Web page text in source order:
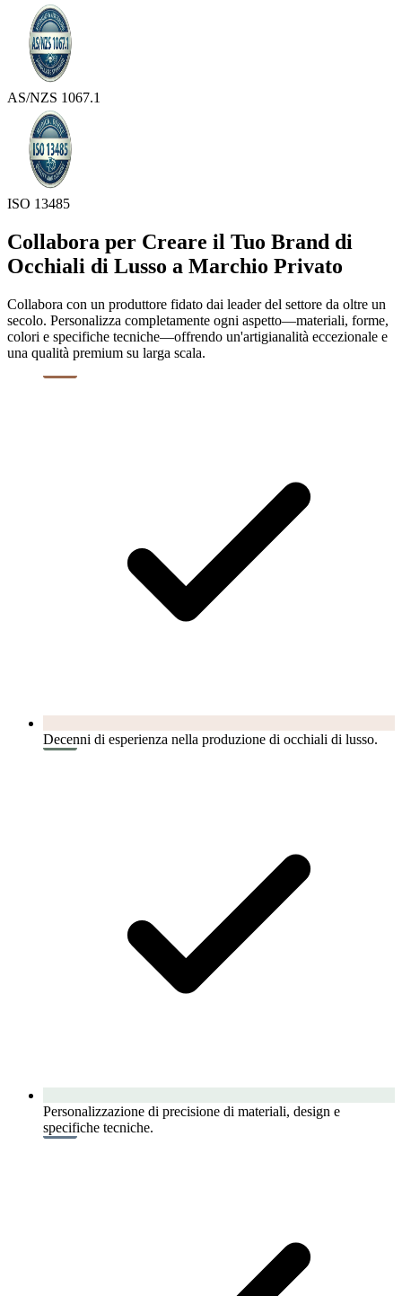
AS/NZS 1067.1
ISO 13485
Collabora per Creare il Tuo Brand di
Occhiali di Lusso a Marchio Privato
Collabora con un produttore fidato dai leader del settore da oltre un
secolo. Personalizza completamente ogni aspetto—materiali, forme,
colori e specifiche tecniche—offrendo un'artigianalità eccezionale e
una qualità premium su larga scala.
Decenni di esperienza nella produzione di occhiali di lusso.
Personalizzazione di precisione di materiali, design e
specifiche tecniche.